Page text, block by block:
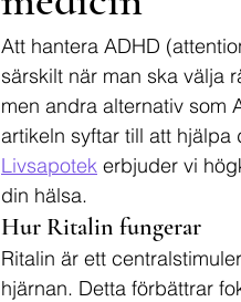
Att hantera ADHD
särskilt när man ska välja
men andra alternativ som
artikeln syftar till att
Livsapotek erbjuder vi
din hälsa.
Hur Ritalin fungerar
Ritalin är ett
hjärnan. Detta förbättrar